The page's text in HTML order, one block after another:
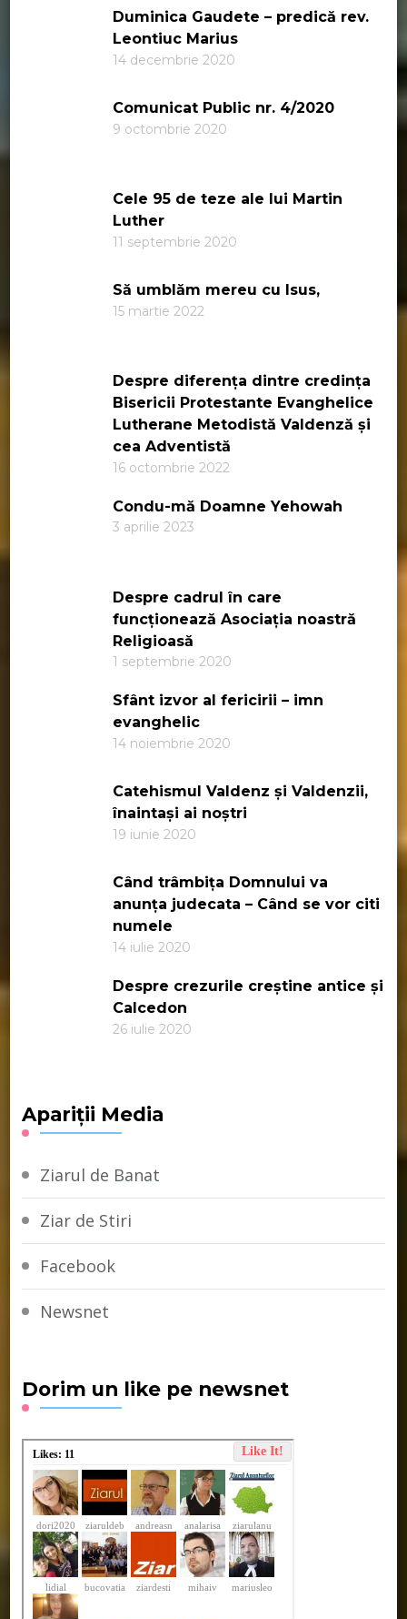
Duminica Gaudete – predică rev.
Leontiuc Marius
14 decembrie 2020
Comunicat Public nr. 4/2020
9 octombrie 2020
Cele 95 de teze ale lui Martin
Luther
11 septembrie 2020
Să umblăm mereu cu Isus,
15 martie 2022
Despre diferența dintre credința
Bisericii Protestante Evanghelice
Lutherane Metodistă Valdenză și
cea Adventistă
16 octombrie 2022
Condu-mă Doamne Yehowah
3 aprilie 2023
Despre cadrul în care
funcționează Asociația noastră
Religioasă
1 septembrie 2020
Sfânt izvor al fericirii – imn
evanghelic
14 noiembrie 2020
Catehismul Valdenz și Valdenzii,
înaintași ai noștri
19 iunie 2020
Când trâmbița Domnului va
anunța judecata – Când se vor citi
numele
14 iulie 2020
Despre crezurile creștine antice și
Calcedon
26 iulie 2020
Apariții Media
Ziarul de Banat
Ziar de Stiri
Facebook
Newsnet
Dorim un like pe newsnet